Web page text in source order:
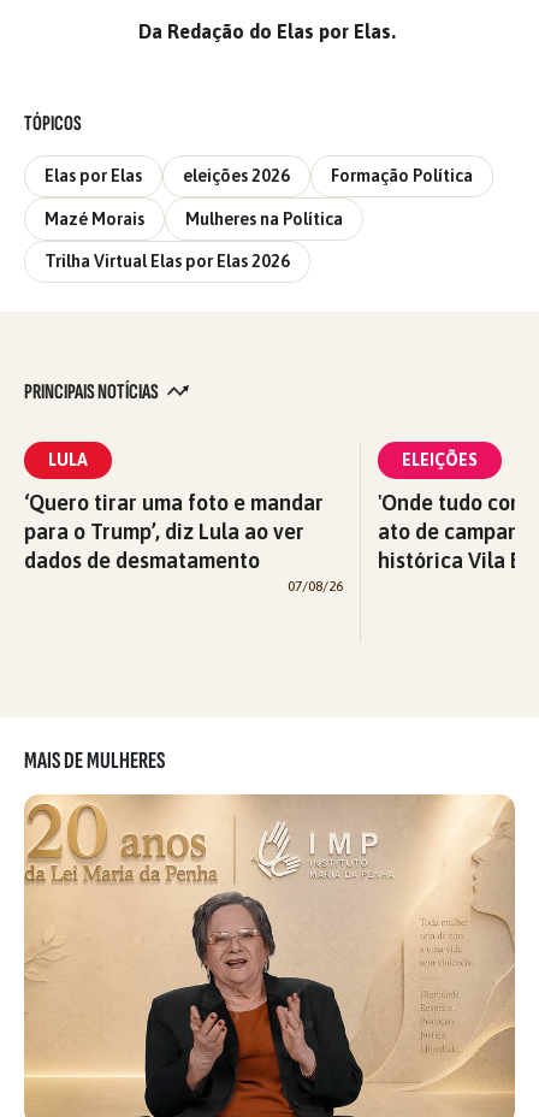
Da Redação do Elas por Elas.
TÓPICOS
Elas por Elas eleições 2026 Formação Política
Mazé Morais Mulheres na Política
Trilha Virtual Elas por Elas 2026
PRINCIPAIS NOTÍCIAS
LULA
‘Quero tirar uma foto e mandar
para o Trump’, diz Lula ao ver
dados de desmatamento
07/08/26
ELEIÇÕES
'Onde tudo
ato de
histórica Vila
MAIS DE MULHERES